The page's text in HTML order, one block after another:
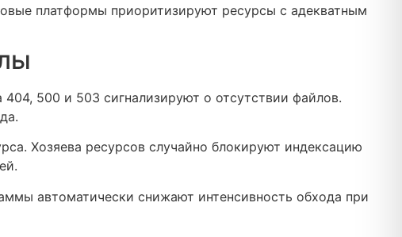
платформы приоритизируют ресурсы с адекватным
500 и 503 сигнализируют о отсутствии файлов.
Хозяева ресурсов случайно блокируют индексацию
автоматически снижают интенсивность обхода при